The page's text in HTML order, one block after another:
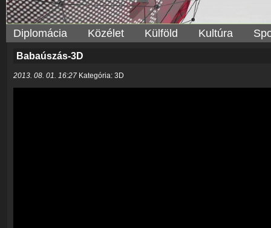
Diplomácia Közélet Külföld Kultúra
Babaúszás-3D
2013. 08. 01. 16:27 Kategória: 3D